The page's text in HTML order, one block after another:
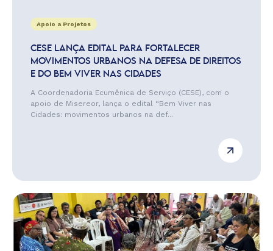
Apoio a Projetos
CESE LANÇA EDITAL PARA FORTALECER
MOVIMENTOS URBANOS NA DEFESA DE DIREITOS
E DO BEM VIVER NAS CIDADES
A Coordenadoria Ecumênica de Serviço (CESE), com o
apoio de Misereor, lança o edital “Bem Viver nas
Cidades: movimentos urbanos na def...